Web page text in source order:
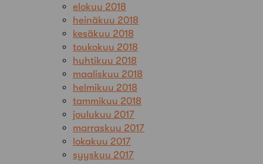
elokuu 2018
heinäkuu 2018
kesäkuu 2018
toukokuu 2018
huhtikuu 2018
maaliskuu 2018
helmikuu 2018
tammikuu 2018
joulukuu 2017
marraskuu 2017
lokakuu 2017
syyskuu 2017